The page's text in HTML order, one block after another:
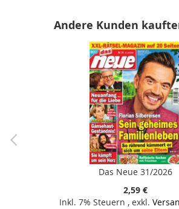
Andere Kunden
Das Neue 31/2026
2,59 €
Inkl. 7% Steuern , exkl.